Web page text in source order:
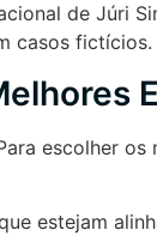
de Júri
casos fictícios.
escolher os
estejam